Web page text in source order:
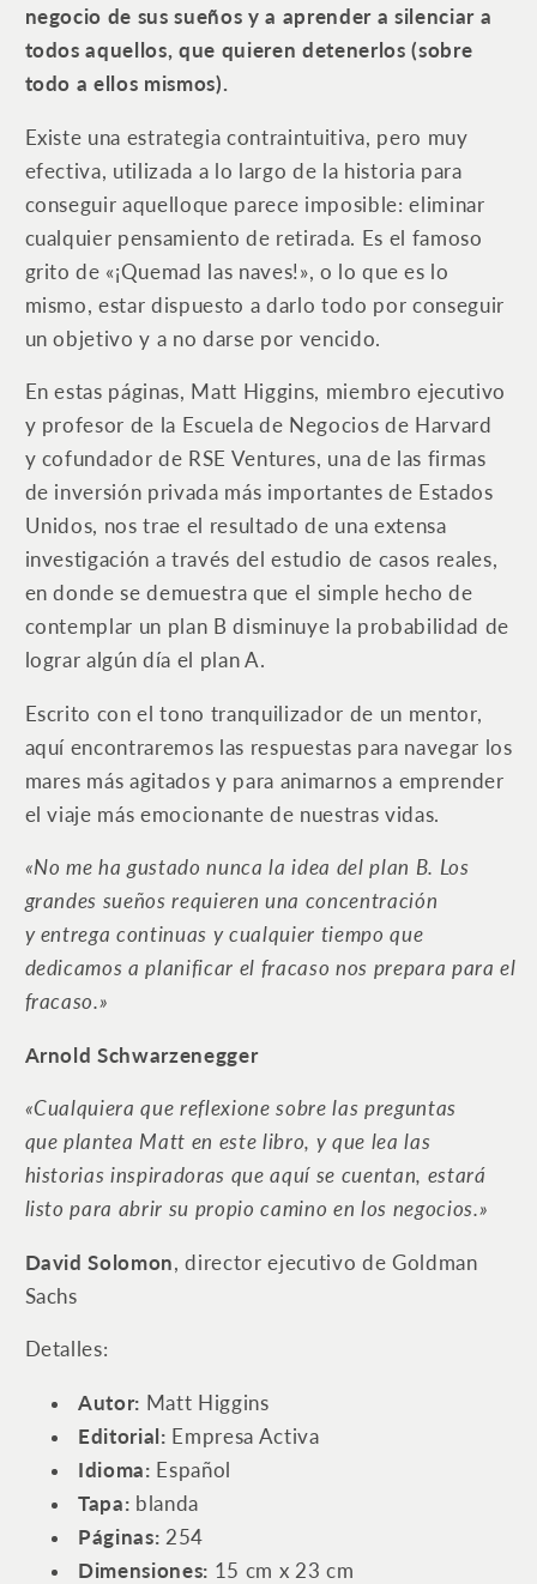
negocio de sus sueños y a aprender a silenciar a
todos aquellos, que quieren detenerlos (sobre
todo a ellos mismos).
Existe una estrategia contraintuitiva, pero muy
efectiva, utilizada a lo largo de la historia para
conseguir aquelloque parece imposible: eliminar
cualquier pensamiento de retirada. Es el famoso
grito de «¡Quemad las naves!», o lo que es lo
mismo, estar dispuesto a darlo todo por conseguir
un objetivo y a no darse por vencido.
En estas páginas, Matt Higgins, miembro ejecutivo
y profesor de la Escuela de Negocios de Harvard
y cofundador de RSE Ventures, una de las firmas
de inversión privada más importantes de Estados
Unidos, nos trae el resultado de una extensa
investigación a través del estudio de casos reales,
en donde se demuestra que el simple hecho de
contemplar un plan B disminuye la probabilidad de
lograr algún día el plan A.
Escrito con el tono tranquilizador de un mentor,
aquí encontraremos las respuestas para navegar los
mares más agitados y para animarnos a emprender
el viaje más emocionante de nuestras vidas.
«No me ha gustado nunca la idea del plan B. Los
grandes sueños requieren una concentración
y entrega continuas y cualquier tiempo que
dedicamos a planificar el fracaso nos prepara para el
fracaso.»
Arnold Schwarzenegger
«Cualquiera que reflexione sobre las preguntas
que plantea Matt en este libro, y que lea las
historias inspiradoras que aquí se cuentan, estará
listo para abrir su propio camino en los negocios.»
David Solomon, director ejecutivo de Goldman
Sachs
Detalles:
Autor: Matt Higgins
Editorial: Empresa Activa
Idioma: Español
Tapa: blanda
Páginas: 254
Dimensiones: 15 cm x 23 cm